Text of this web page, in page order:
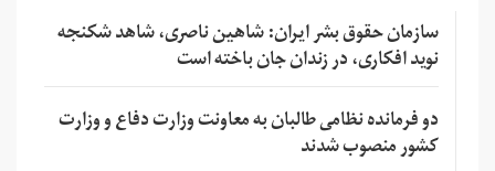
سازمان حقوق بشر ایران: شاهین ناصری، شاهد شکنجه
نوید افکاری، در زندان جان باخته است
دو فرمانده نظامی طالبان به معاونت وزارت دفاع و وزارت
کشور منصوب شدند